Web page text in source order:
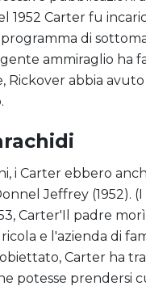
1952 Carter fu
di
ammiraglio ha
Rickover abbia
i Carter ebbero
Jeffrey (1952).
Carter'Il padre
e l'azienda di
Carter ha
potesse prendersi